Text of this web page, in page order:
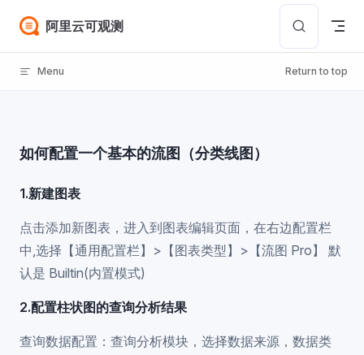
Skip to content
阿里云可观测
Menu Return to top
如何配置一个基本的流图（分类线图）
1.新建图表
点击添加新图表，进入到图表编辑页面，在右边配置栏
中,选择【通用配置栏】>【图表类型】>【流图 Pro】 默
认是 Builtin(内置模式)
2.配置柱状图的查询分析结果
查询数据配置：查询分析模块，选择数据来源，数据类